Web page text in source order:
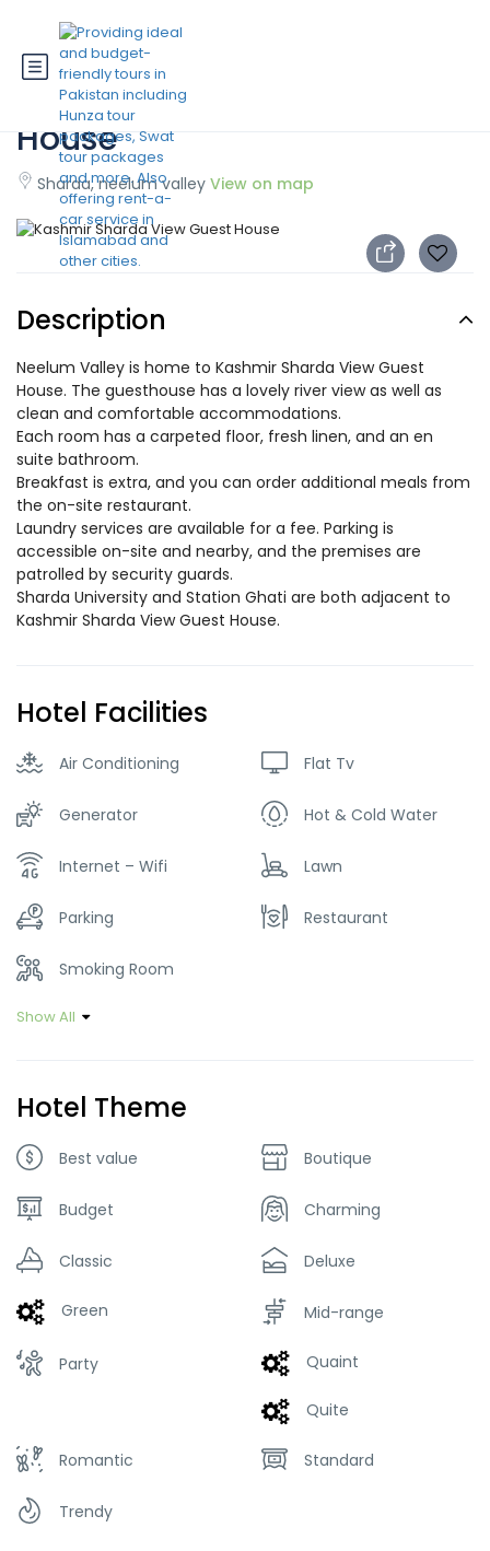
Kashmir Sharda View Guest
House
Sharda, neelum valley View on map
Description
Neelum Valley is home to Kashmir Sharda View Guest
House. The guesthouse has a lovely river view as well as
clean and comfortable accommodations.
Each room has a carpeted floor, fresh linen, and an en
suite bathroom.
Breakfast is extra, and you can order additional meals from
the on-site restaurant.
Laundry services are available for a fee. Parking is
accessible on-site and nearby, and the premises are
patrolled by security guards.
Sharda University and Station Ghati are both adjacent to
Kashmir Sharda View Guest House.
Hotel Facilities
Air Conditioning Flat Tv
Generator Hot & Cold Water
Internet – Wifi Lawn
Parking Restaurant
Smoking Room
Show All
Hotel Theme
Best value Boutique
Budget Charming
Classic Deluxe
Green Mid-range
Party Quaint
Quite
Romantic Standard
Trendy